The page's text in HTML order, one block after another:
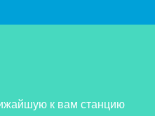
к вам станцию